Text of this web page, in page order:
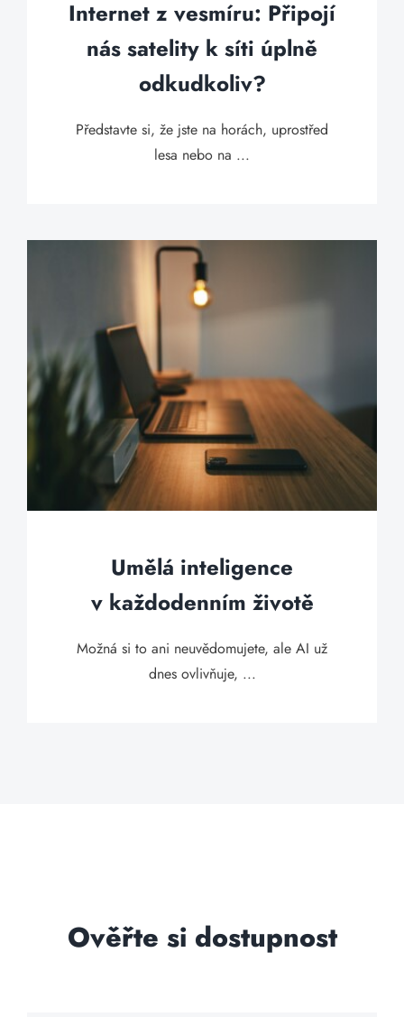
Internet z vesmíru: Připojí
nás satelity k síti úplně
odkudkoliv?
Představte si, že jste na horách, uprostřed
lesa nebo na ...
Umělá inteligence
v každodenním životě
Možná si to ani neuvědomujete, ale AI už
dnes ovlivňuje, ...
Ověřte si dostupnost